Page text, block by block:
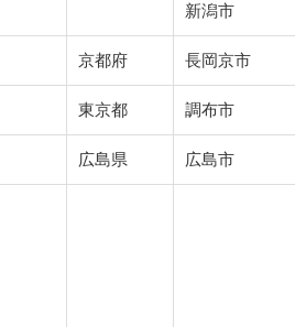
新潟市
京都府 長岡京市
東京都 調布市
広島県 広島市